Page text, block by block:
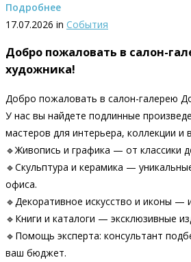
Подробнее
17.07.2026 in События
Добро пожаловать в салон-
художника!
Добро пожаловать в салон-галерею
У нас вы найдете подлинные
мастеров для интерьера, коллекции и
🔹Живопись и графика — от классики
🔹Скульптура и керамика —
офиса.
🔹Декоративное искусство и иконы —
🔹Книги и каталоги — эксклюзивные
🔹Помощь эксперта: консультант
ваш бюджет.